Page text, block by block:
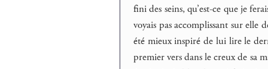
fini des seins, qu’est-ce que je
voyais pas accomplissant sur elle
été mieux inspiré de lui lire le
premier vers dans le creux de sa